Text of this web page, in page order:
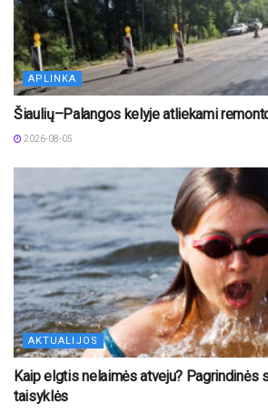
APLINKA
Šiaulių–Palangos kelyje atliekami
2026-08-05
AKTUALIJOS
Kaip elgtis nelaimės atveju? Pagrindinės
taisyklės